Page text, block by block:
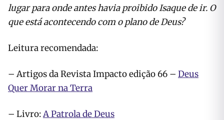
lugar para onde antes havia proibido Isaque de ir. O
que está acontecendo com o plano de Deus?
Leitura recomendada:
– Artigos da Revista Impacto edição 66 – Deus
Quer Morar na Terra
– Livro:A Patrola de Deus